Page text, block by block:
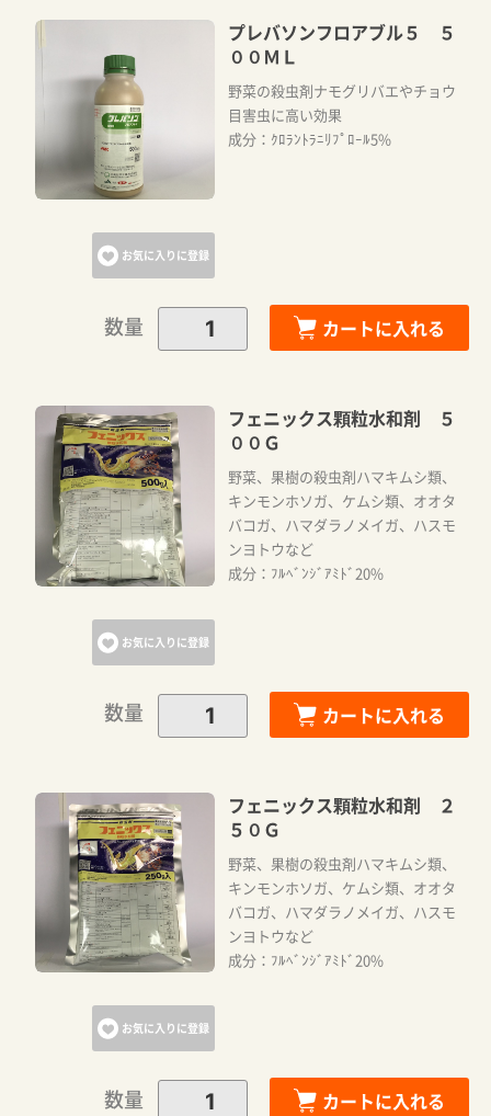
お気に入りに登録
プレバソンフロアブル５ ５
００ＭＬ
野菜の殺虫剤ナモグリバエやチョウ
目害虫に高い効果
成分：ｸﾛﾗﾝﾄﾗﾆﾘﾌﾟﾛｰﾙ5%
数量 カートに入れる
お気に入りに登録
フェニックス顆粒水和剤 ５
００Ｇ
野菜、果樹の殺虫剤ハマキムシ類、
キンモンホソガ、ケムシ類、オオタ
バコガ、ハマダラノメイガ、ハスモ
ンヨトウなど
成分：ﾌﾙﾍﾞﾝｼﾞｱﾐﾄﾞ20%
数量 カートに入れる
お気に入りに登録
フェニックス顆粒水和剤 ２
５０Ｇ
野菜、果樹の殺虫剤ハマキムシ類、
キンモンホソガ、ケムシ類、オオタ
バコガ、ハマダラノメイガ、ハスモ
ンヨトウなど
成分：ﾌﾙﾍﾞﾝｼﾞｱﾐﾄﾞ20%
数量 カートに入れる